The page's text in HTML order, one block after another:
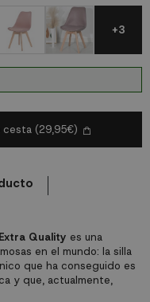
Quality es una
en el mundo: la silla
que ha conseguido es
y que, actualmente,
+3
cesta (29,95€)